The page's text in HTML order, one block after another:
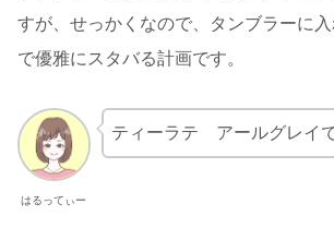
すが、せっかくなので、タンブラーに
で優雅にスタバる計画です。
はるってぃー
ティーラテ アールグレイ